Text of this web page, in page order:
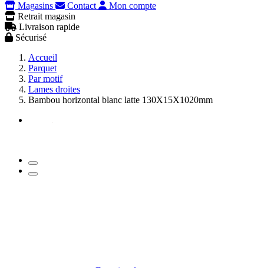
Magasins
Contact
Mon compte
Retrait magasin
Livraison rapide
Sécurisé
Accueil
Parquet
Par motif
Lames droites
Bambou horizontal blanc latte 130X15X1020mm